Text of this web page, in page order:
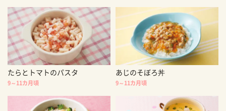
たらとトマトのパスタ
9～11カ月頃
あじのそぼろ丼
9～11カ月頃